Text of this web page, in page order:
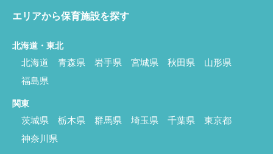
エリアから保育施設を探す
北海道・東北
北海道 青森県 岩手県 宮城県 秋田県
山形県
福島県
関東
茨城県 栃木県 群馬県 埼玉県 千葉県
東京都
神奈川県